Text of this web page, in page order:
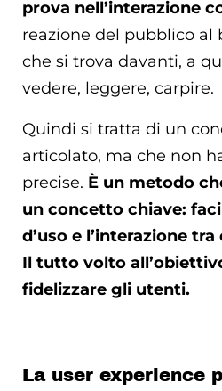
prova nell’interazione
reazione del pubblico al
che si trova davanti, a
vedere, leggere, carpire.
Quindi si tratta di un
articolato, ma che non
precise. È un metodo
un concetto chiave:
d’uso e l’interazione
Il tutto volto
fidelizzare gli utenti.
La user experience